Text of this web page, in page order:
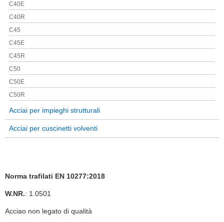
C40E
C40R
C45
C45E
C45R
C50
C50E
C50R
Acciai per impieghi strutturali
Acciai per cuscinetti volventi
Norma trafilati EN 10277:2018
W.NR.: 1.0501
Acciao non legato di qualità